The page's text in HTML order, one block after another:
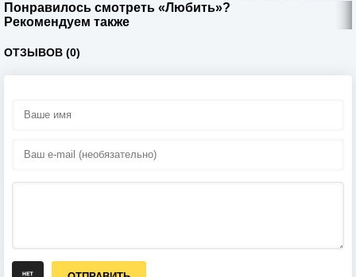
Понравилось смотреть «Любить»?
Рекомендуем также
ОТЗЫВОВ (0)